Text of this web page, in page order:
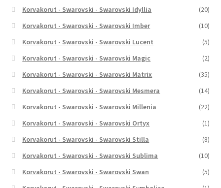
Korvakorut - Swarovski - Swarovski Idyllia
(20)
Korvakorut - Swarovski - Swarovski Imber
(10)
Korvakorut - Swarovski - Swarovski Lucent
(5)
Korvakorut - Swarovski - Swarovski Magic
(2)
Korvakorut - Swarovski - Swarovski Matrix
(35)
Korvakorut - Swarovski - Swarovski Mesmera
(14)
Korvakorut - Swarovski - Swarovski Millenia
(22)
Korvakorut - Swarovski - Swarovski Ortyx
(1)
Korvakorut - Swarovski - Swarovski Stilla
(8)
Korvakorut - Swarovski - Swarovski Sublima
(10)
Korvakorut - Swarovski - Swarovski Swan
(5)